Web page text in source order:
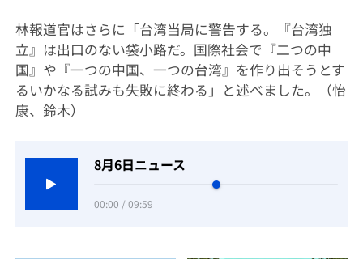
林報道官はさらに「台湾当局に警告する。『台湾独
立』は出口のない袋小路だ。国際社会で『二つの中
国』や『一つの中国、一つの台湾』を作り出そうとす
るいかなる試みも失敗に終わる」と述べました。（怡
康、鈴木）
8月6日ニュース
00:00 / 09:59